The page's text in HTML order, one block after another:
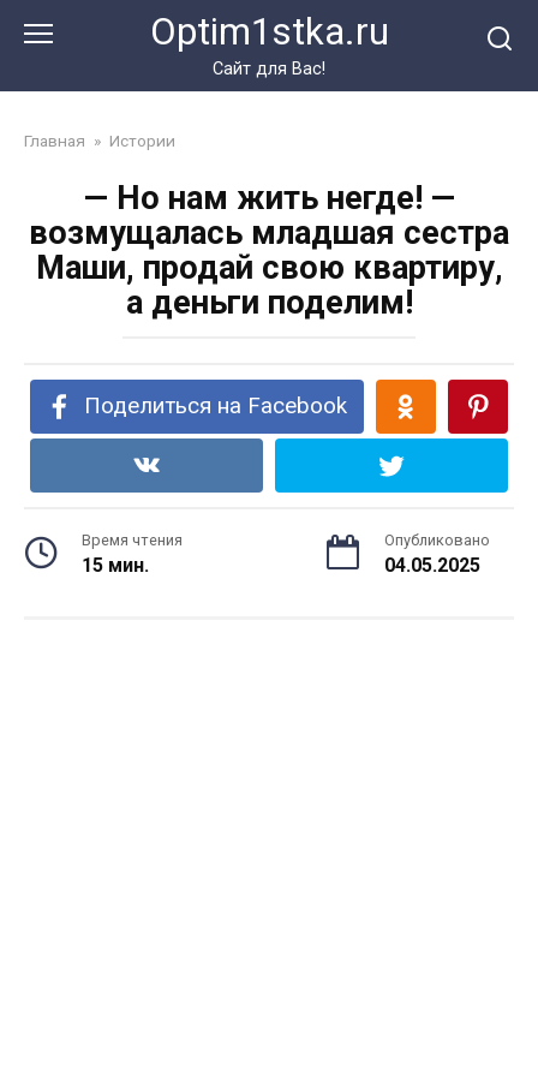
Optim1stka.ru
Сайт для Вас!
Главная » Истории
— Но нам жить негде! —
возмущалась младшая сестра
Маши, продай свою квартиру,
а деньги поделим!
Поделиться на Facebook
Время чтения
15 мин.
Опубликовано
04.05.2025